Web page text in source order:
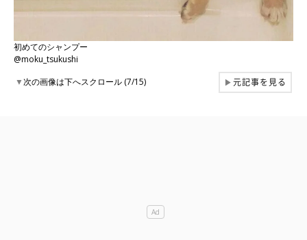
初めてのシャンプー
@moku_tsukushi
▼次の画像は下へスクロール (7/15) ▶元記事を見る